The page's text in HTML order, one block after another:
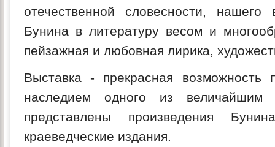
отечественной словесности, нашего
Бунина в литературу весом и
пейзажная и любовная лирика,
Выставка - прекрасная возможность
наследием одного из величайшим
представлены произведения
краеведческие издания.